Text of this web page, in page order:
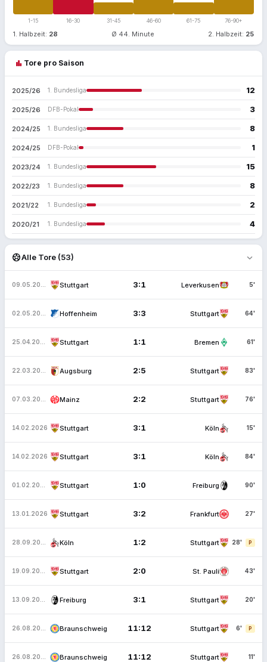
1-15 16-30 31-45 46-60 61-75 76-90+
1. Halbzeit: 28 Ø 44. Minute 2. Halbzeit: 25
bar_chart Tore pro Saison
2025/26 1. Bundesliga 12
2025/26 DFB-Pokal 3
2024/25 1. Bundesliga 8
2024/25 DFB-Pokal 1
2023/24 1. Bundesliga 15
2022/23 1. Bundesliga 8
2021/22 1. Bundesliga 2
2020/21 1. Bundesliga 4
sports_soccerAlle Tore (53) expand_more
Stuttgart 3:1 Leverkusen 5'
Hoffenheim 3:3 Stuttgart 64'
Stuttgart 1:1 Bremen 61'
Augsburg 2:5 Stuttgart 83'
Mainz 2:2 Stuttgart 76'
14.02.2026 Stuttgart 3:1 Köln 15'
14.02.2026 Stuttgart 3:1 Köln 84'
Stuttgart 1:0 Freiburg 90'
13.01.2026 Stuttgart 3:2 Frankfurt 27'
Köln 1:2 Stuttgart 28' P
Stuttgart 2:0 St. Pauli 43'
Freiburg 3:1 Stuttgart 20'
Braunschweig 11:12 Stuttgart 6' P
Braunschweig 11:12 Stuttgart 11'